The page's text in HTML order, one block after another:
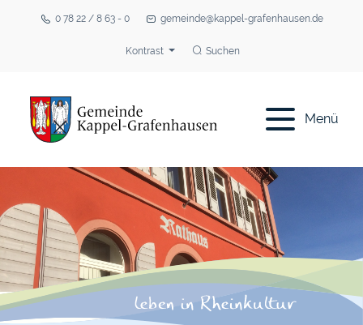
0 78 22 / 8 63 - 0 gemeinde@kappel-grafenhausen.de
Kontrast Suchen
Menü